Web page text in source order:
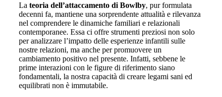
La teoria dell’attaccamento di Bowlby, pur formulata
decenni fa, mantiene una sorprendente attualità e rilevanza
nel comprendere le dinamiche familiari e relazionali
contemporanee. Essa ci offre strumenti preziosi non solo
per analizzare l’impatto delle esperienze infantili sulle
nostre relazioni, ma anche per promuovere un
cambiamento positivo nel presente. Infatti, sebbene le
prime interazioni con le figure di riferimento siano
fondamentali, la nostra capacità di creare legami sani ed
equilibrati non è immutabile.